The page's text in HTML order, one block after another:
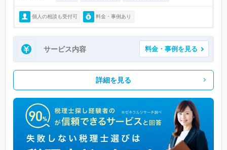
個人の相談も受付可 料金・事例あり
サービス内容 料金・事例を見る
詳細を見る